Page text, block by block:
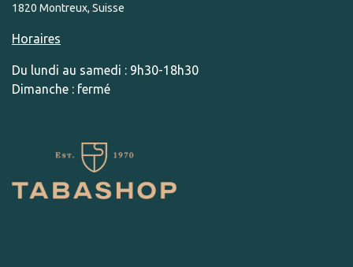
1820 Montreux, Suisse
Horaires
Du lundi au samedi : 9h30-18h30
Dimanche : fermé